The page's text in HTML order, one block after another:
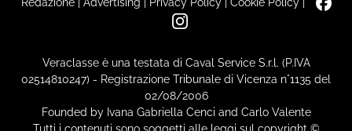
Veraclasse è una testata di Caval Service S.r.l. (P.IVA
02514810247) - Registrazione Tribunale di Vicenza n°1135 del
02/08/2006
Founded by Ivana Gabriella Cenci and Carlo Valente
Tutti i contenuti sono soggetti alle leggi sul copyright ©